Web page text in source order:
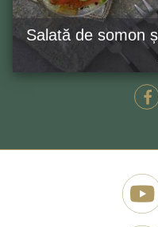
Salată de somon
15 MIN